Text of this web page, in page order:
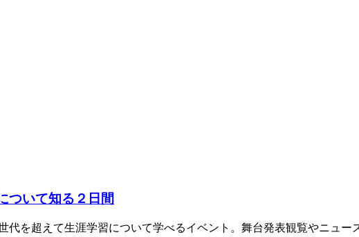
ついて知る２日間
代を超えて生涯学習について学べるイベント。舞台発表観覧やニュー